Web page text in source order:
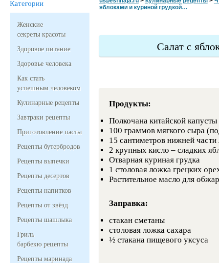
Категории
Женские
секреты красоты
Здоровое питание
Здоровье человека
Как стать
успешным человеком
Кулинарные рецепты
Завтраки рецепты
Приготовление пасты
Рецепты бутербродов
Рецепты выпечки
Рецепты десертов
Рецепты напитков
Рецепты от звёзд
Рецепты шашлыка
Гриль
барбекю рецепты
Рецепты маринада
яблоками и куриной грудкой…
Салат с
Продукты:
Полкочана китайской капусты
100 граммов мягкого сыра
15 сантиметров нижней
2 крупных кисло – сладких
Отварная куриная грудка
1 столовая ложка грецких
Растительное масло для
Заправка:
стакан сметаны
столовая ложка сахара
½ стакана пищевого уксуса